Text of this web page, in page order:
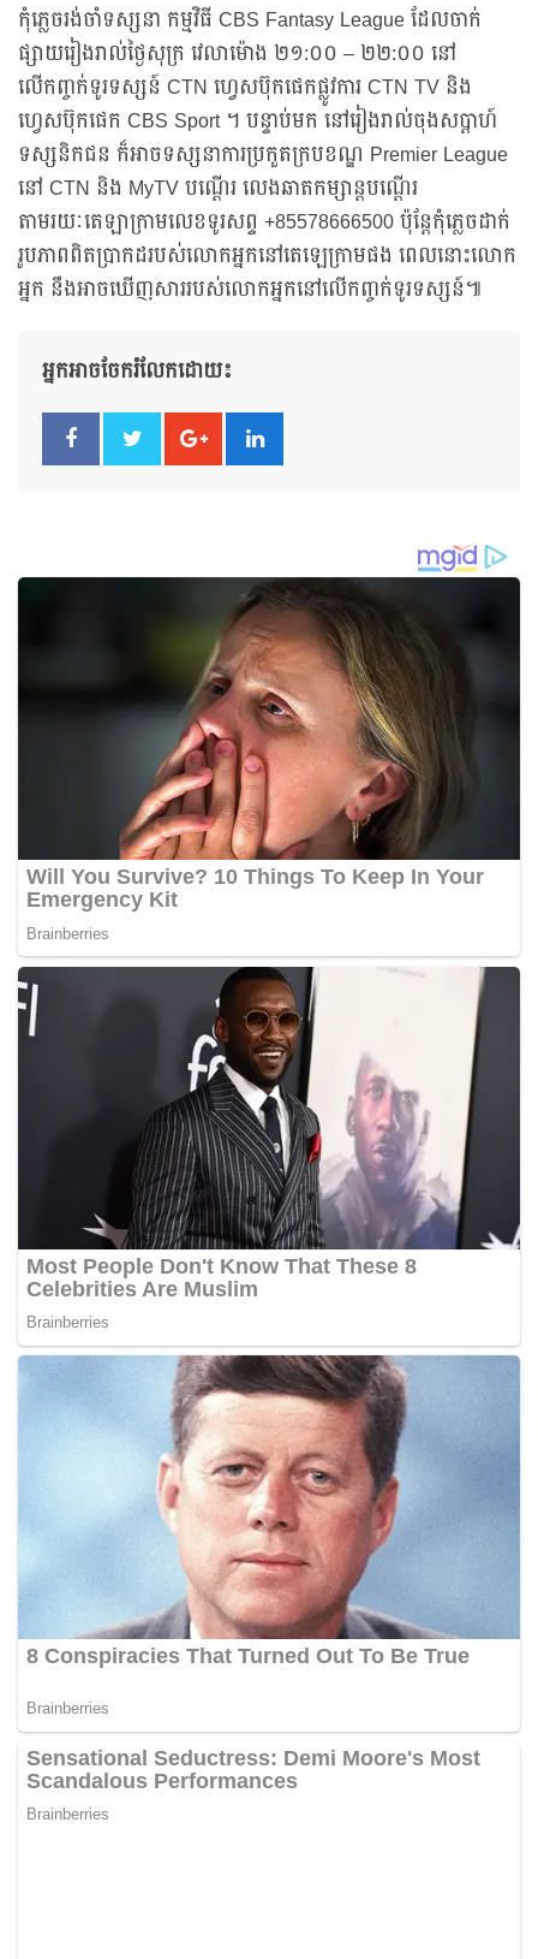
កុំភ្លេចរង់ចាំទស្សនា កម្មវិធី CBS Fantasy League ដែលចាក់
ផ្សាយរៀងរាល់ថ្ងៃសុក្រ វេលាម៉ោង ២១:០០ – ២២:០០ នៅ
លើកញ្ចក់ទូរទស្សន៍ CTN ហ្វេសប៊ុកផេកផ្លូវការ CTN TV និង
ហ្វេសប៊ុកផេក CBS Sport ។ បន្ទាប់មក នៅរៀងរាល់ចុងសប្ដាហ៍
ទស្សនិកជន ក៏អាចទស្សនាការប្រកួតក្របខណ្ឌ Premier League
នៅ CTN និង MyTV បណ្ដើរ លេងឆាតកម្សាន្តបណ្តើរ
តាមរយៈតេឡាក្រាមលេខទូរសព្ទ +85578666500 ប៉ុន្តែកុំភ្លេចដាក់
រូបភាពពិតប្រាកដរបស់លោកអ្នកនៅតេឡេក្រាមផង ពេលនោះលោក
អ្នក នឹងអាចឃើញសាររបស់លោកអ្នកនៅលើកញ្ចក់ទូរទស្សន៍៕
អ្នកអាចចែករំលែកដោយ៖